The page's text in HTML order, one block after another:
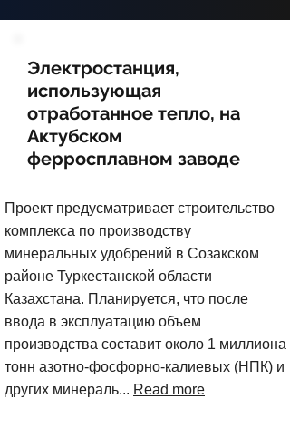
Электростанция,
использующая
отработанное тепло, на
Актубском
ферросплавном заводе
Проект предусматривает строительство
комплекса по производству
минеральных удобрений в Созакском
районе Туркестанской области
Казахстана. Планируется, что после
ввода в эксплуатацию объем
производства составит около 1 миллиона
тонн азотно-фосфорно-калиевых (НПК) и
других минераль... Read more